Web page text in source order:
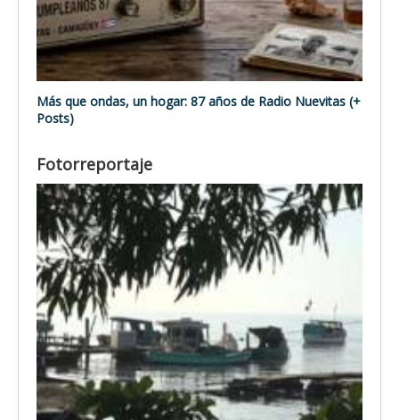
Más que ondas, un hogar: 87 años de Radio Nuevitas (+
Posts)
Fotorreportaje